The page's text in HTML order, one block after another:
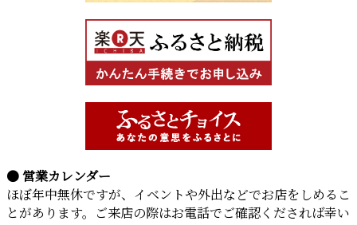
● 営業カレンダー
ほぼ年中無休ですが、イベントや外出などでお店をしめるこ
とがあります。ご来店の際はお電話でご確認くだされば幸い